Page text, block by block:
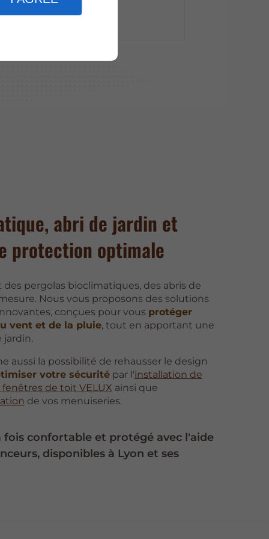
abri de jardin et
protection optimale
pergolas bioclimatiques, des abris de
Nous vous proposons des solutions
conçues pour vous protéger
vent et de la pluie, tout en apportant une
jardin.
aussi la possibilité de rehausser le design
votre sécuritépar l'installation de
fenêtres de toit VELUX ainsi que
de vos menuiseries.
fois confortable et protégé avec l'aide
disponibles à Lyon et ses